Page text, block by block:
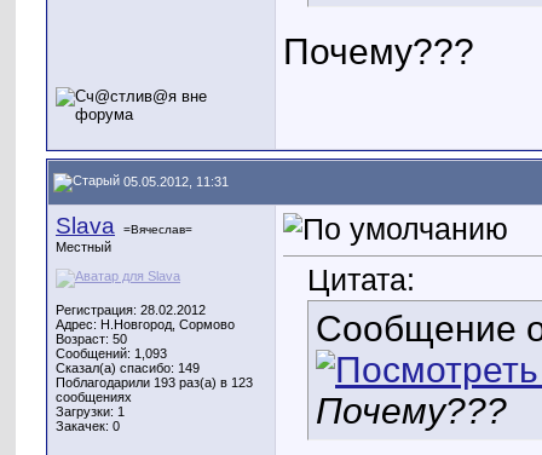
Почему???
05.05.2012, 11:31
Slava =Вячеслав=
Местный
Регистрация: 28.02.2012
Адрес: Н.Новгород, Сормово
Возраст: 50
Сообщений: 1,093
Сказал(а) спасибо: 149
Поблагодарили 193 раз(а) в 123
сообщениях
Загрузки: 1
Закачек: 0
Цитата:
Сообщение
Почему???